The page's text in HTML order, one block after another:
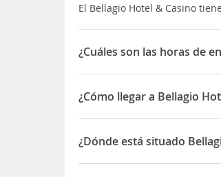
El Bellagio Hotel & Casino
¿Cuáles son las horas de
La entrada a Bellagio Hotel &
¿Cómo llegar a Bellagio
El Bellagio Hotel and Casino
Palazzo, el cual está a tan
transporte parar ir al centro,
¿Dónde está situado
El Bellagio Hotel & Casino